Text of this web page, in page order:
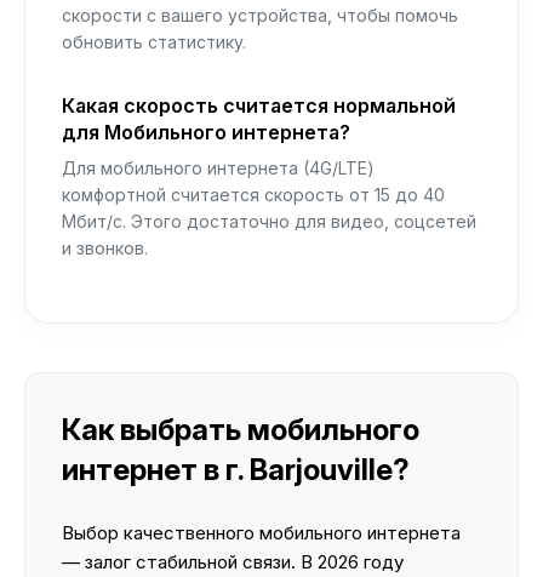
скорости с вашего устройства, чтобы помочь
обновить статистику.
Какая скорость считается нормальной
для Мобильного интернета?
Для мобильного интернета (4G/LTE)
комфортной считается скорость от 15 до 40
Мбит/с. Этого достаточно для видео, соцсетей
и звонков.
Как выбрать мобильного
интернет в г. Barjouville?
Выбор качественного мобильного интернета
— залог стабильной связи. В 2026 году